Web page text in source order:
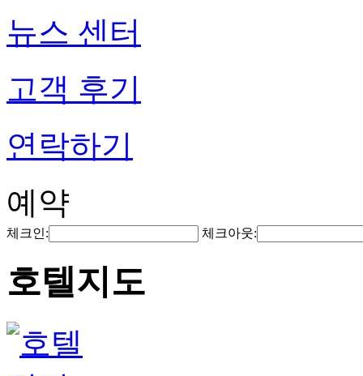
뉴스 센터
고객 후기
연락하기
예약
체크인: 체크아웃:
호텔지도